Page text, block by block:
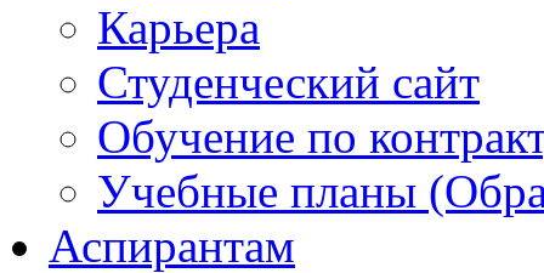
Карьера
Студенческий сайт
Обучение по
Учебные планы
Аспирантам